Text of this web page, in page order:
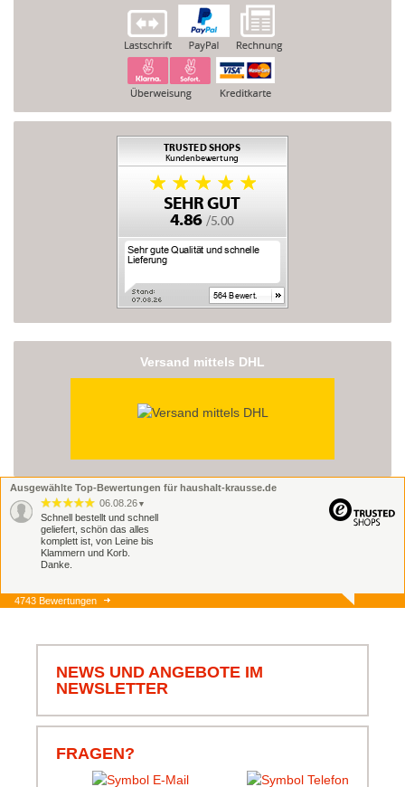
Versand mittels DHL
Ausgewählte Top-Bewertungen für haushalt-krausse.de
06.08.26 ▼
Schnell bestellt und schnell
geliefert, schön das alles
komplett ist, von Leine bis
Klammern und Korb.
Danke.
06.08.26 ▼
4743 Bewertungen
NEWS UND ANGEBOTE IM
NEWSLETTER
FRAGEN?